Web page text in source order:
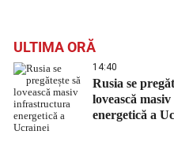
ULTIMA ORĂ
14:40
Rusia se
lovească
energetică a